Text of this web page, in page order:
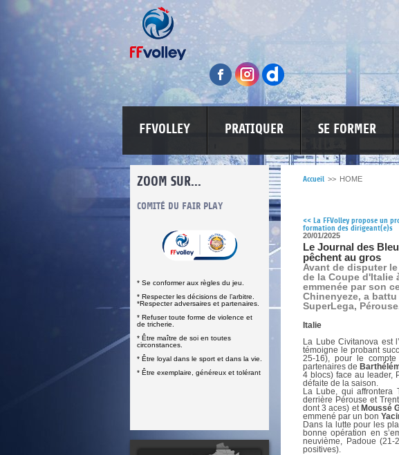
FFVOLLEY PRATIQUER SE FORMER
ZOOM SUR...
DOCUMENTS UTILES
CLIQUEZ ICI
COMITÉ DU FAIR PLAY
* Se conformer aux règles du jeu.
* Respecter les décisions de l’arbitre.
*Respecter adversaires et partenaires.
* Refuser toute forme de violence et
de tricherie.
* Être maître de soi en toutes
circonstances.
* Être loyal dans le sport et dans la vie.
* Être exemplaire, généreux et tolérant
LUTTE CONTRE LES VIOLENCES
Accueil >> HOME
<< La FFVolley propose un
formation des dirigeant(e)s
20/01/2025
Le Journal des
pêchent au gros
Avant de disputer
de la Coupe d'Italie
emmenée par son
Chinenyeze, a
SuperLega,
Italie
La Lube Civitanova est
témoigne le probant
25-16), pour le
partenaires de
4 blocs) face au leader,
défaite de la saison.
La Lube, qui affrontera
derrière Pérouse et
dont 3 aces) et Moussé
emmené par un bon
Dans la lutte pour les
bonne opération en
neuvième, Padoue
positives).